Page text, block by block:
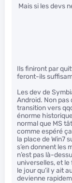
Mais si les devs
Ils finiront par
feront-ils
Les dev de
Android. Non pas
transition vers
énorme
normal que MS
comme espéré
la place de Win7
s’en donnent les
n’est pas là-
universelles, et
le jour qu’il y ait
devienne